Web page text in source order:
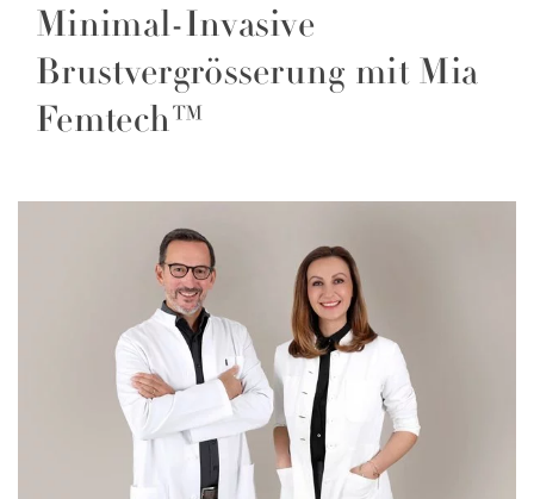
Minimal-Invasive
Brustvergrösserung mit Mia
Femtech™